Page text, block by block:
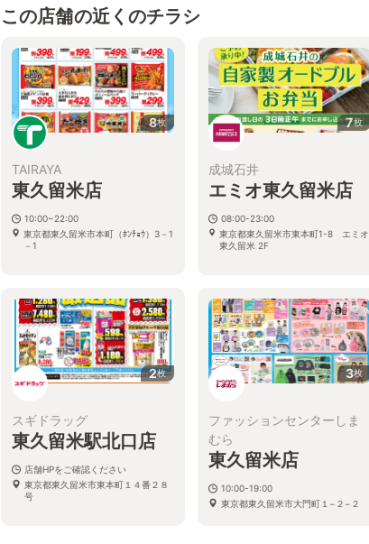
この店舗の近くのチラシ
8枚
TAIRAYA
東久留米店
10:00~22:00
東京都東久留米市本町（ﾎﾝﾁｮｳ）3－1
－1
7枚
成城石井
エミオ東久留米店
08:00-23:00
東京都東久留米市東本町1-8 エミオ
東久留米 2F
2枚
スギドラッグ
東久留米駅北口店
店舗HPをご確認ください
東京都東久留米市東本町１４番２８
号
3枚
ファッションセンターしま
むら
東久留米店
10:00-19:00
東京都東久留米市大門町１−２−２